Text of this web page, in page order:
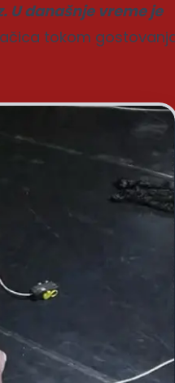
U današnje vreme je
tokom